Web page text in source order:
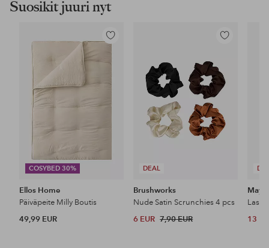
Suosikit juuri nyt
COSYBED 30%
Lisää
Ellos Home
Päiväpeite Milly Boutis
49,99 EUR
DEAL
Lisää
Brushworks
Nude Satin Scrunchies 4 pcs
6 EUR 7,90 EUR 13